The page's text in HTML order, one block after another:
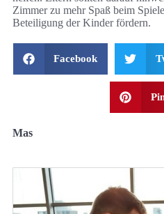
Zimmer zu mehr Spaß beim
Beteiligung der Kinder fördern.
Facebook
Mas